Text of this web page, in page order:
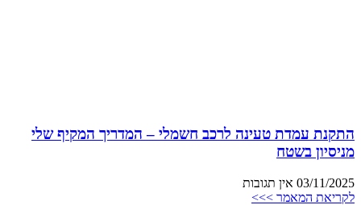
התקנת עמדת טעינה לרכב חשמלי – המדריך המקיף שלי
מניסיון בשטח
03/11/2025 אין תגובות
לקריאת המאמר >>>